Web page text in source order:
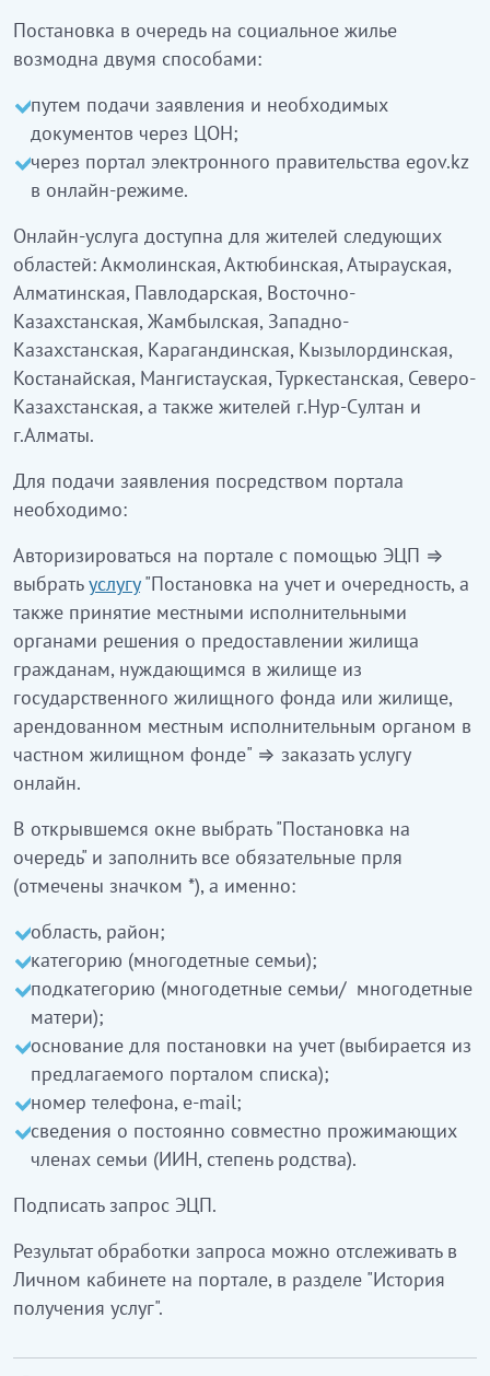
Постановка в очередь на социальное жилье
возмодна двумя способами:
путем подачи заявления и необходимых
документов через ЦОН;
через портал электронного правительства egov.kz
в онлайн-режиме.
Онлайн-услуга доступна для жителей следующих
областей: Акмолинская, Актюбинская, Атырауская,
Алматинская, Павлодарская, Восточно-
Казахстанская, Жамбылская, Западно-
Казахстанская, Карагандинская, Кызылординская,
Костанайская, Мангистауская, Туркестанская, Северо-
Казахстанская, а также жителей г.Нур-Султан и
г.Алматы.
Для подачи заявления посредством портала
необходимо:
Авторизироваться на портале с помощью ЭЦП ⇒
выбратьуслугу"Постановка на учет и очередность, а
также принятие местными исполнительными
органами решения о предоставлении жилища
гражданам, нуждающимся в жилище из
государственного жилищного фонда или жилище,
арендованном местным исполнительным органом в
частном жилищном фонде" ⇒ заказать услугу
онлайн.
В открывшемся окне выбрать "Постановка на
очередь" и заполнить все обязательные прля
(отмечены значком *), а именно:
область, район;
категорию (многодетные семьи);
подкатегорию (многодетные семьи/ многодетные
матери);
основание для постановки на учет (выбирается из
предлагаемого порталом списка);
номер телефона, e-mail;
cведения о постоянно совместно прожимающих
членах семьи (ИИН, степень родства).
Подписать запрос ЭЦП.
Результат обработки запроса можно отслеживать в
Личном кабинете на портале, в разделе "История
получения услуг".